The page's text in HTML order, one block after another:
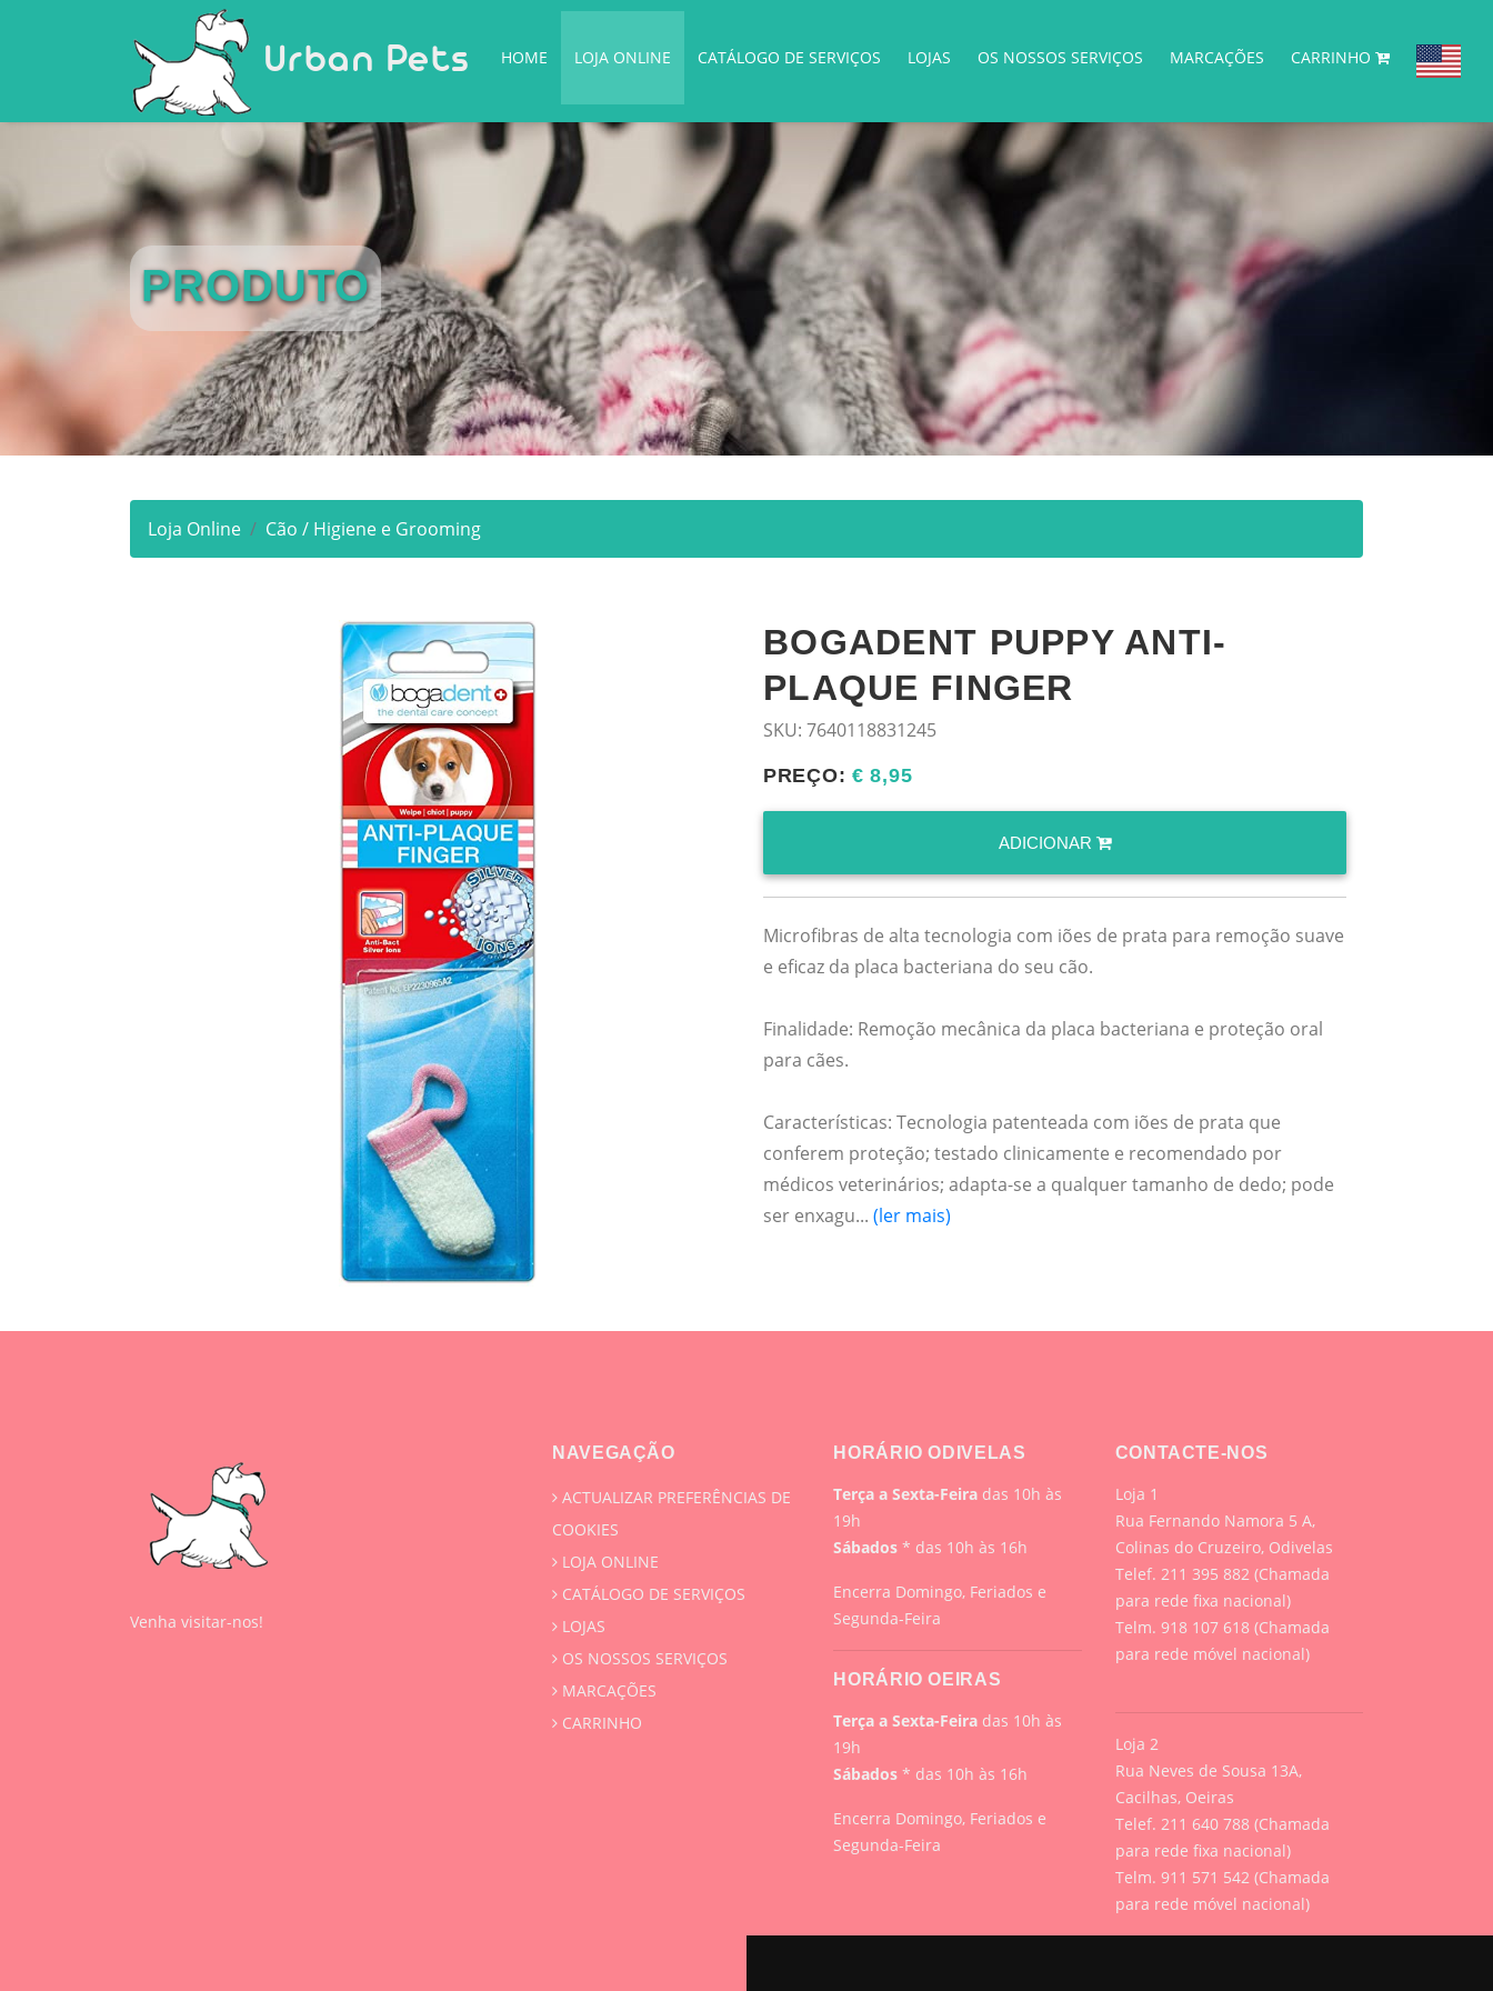
Urban Pets HOME LOJA ONLINE CATÁLOGO DE SERVIÇOS LOJAS OS NOSSOS SERVIÇOS MARCAÇÕES CARRINHO
PRODUTO
Loja Online Cão / Higiene e Grooming
BOGADENT PUPPY ANTI-
PLAQUE FINGER
SKU: 7640118831245
PREÇO:€ 8,95
ADICIONAR
Microfibras de alta tecnologia com iões de prata para remoção suave
e eficaz da placa bacteriana do seu cão.
Finalidade: Remoção mecânica da placa bacteriana e proteção oral
para cães.
Características: Tecnologia patenteada com iões de prata que
conferem proteção; testado clinicamente e recomendado por
médicos veterinários; adapta-se a qualquer tamanho de dedo; pode
ser enxagu... (ler mais)
Venha visitar-nos!
NAVEGAÇÃO
ACTUALIZAR PREFERÊNCIAS DE
COOKIES
LOJA ONLINE
CATÁLOGO DE SERVIÇOS
LOJAS
OS NOSSOS SERVIÇOS
MARCAÇÕES
CARRINHO
HORÁRIO ODIVELAS
Terça a Sexta-Feira das 10h às
19h
Sábados* das 10h às 16h
Encerra Domingo, Feriados e
Segunda-Feira
HORÁRIO OEIRAS
Terça a Sexta-Feira das 10h às
19h
Sábados* das 10h às 16h
Encerra Domingo, Feriados e
Segunda-Feira
CONTACTE-NOS
Loja 1
Rua Fernando Namora 5 A,
Colinas do Cruzeiro, Odivelas
Telef. 211 395 882 (Chamada
para rede fixa nacional)
Telm. 918 107 618 (Chamada
para rede móvel nacional)
Loja 2
Rua Neves de Sousa 13A,
Cacilhas, Oeiras
Telef. 211 640 788 (Chamada
para rede fixa nacional)
Telm. 911 571 542 (Chamada
para rede móvel nacional)